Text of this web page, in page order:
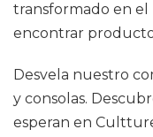
transformado en
encontrar
Desvela nuestro
y consolas.
esperan en